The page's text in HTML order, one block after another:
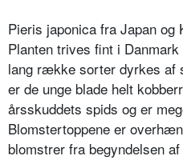
Pieris japonica fra Japan og
Planten trives fint i
lang række sorter dyrkes af
er de unge blade helt
årsskuddets spids og er
Blomstertoppene er
blomstrer fra begyndelsen